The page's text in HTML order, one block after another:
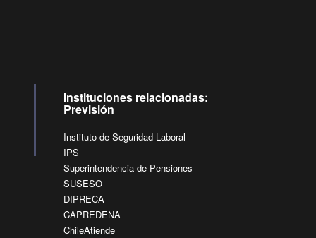
Instituciones relacionadas:
Previsión
Instituto de Seguridad Laboral
IPS
Superintendencia de Pensiones
SUSESO
DIPRECA
CAPREDENA
ChileAtiende